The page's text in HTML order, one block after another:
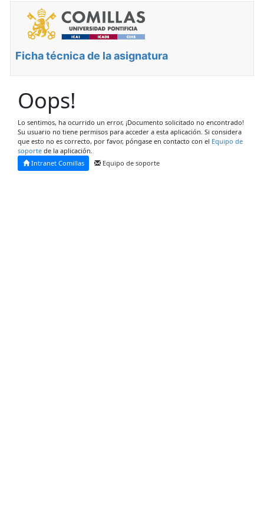
Ficha técnica de la asignatura
Oops!
Lo sentimos, ha ocurrido un error, ¡Documento solicitado no encontrado!
Su usuario no tiene permisos para acceder a esta aplicación. Si considera
que esto no es correcto, por favor, póngase en contacto con el Equipo de
soporte de la aplicación.
Intranet Comillas
Equipo de soporte